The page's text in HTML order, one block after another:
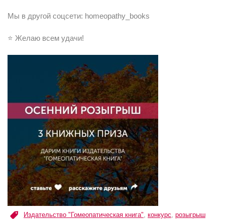
Мы в другой соцсети: homeopathy_books
⭐️ Желаю всем удачи!
Издательство "Гомеопатическая книга", конкурс, розыгрыш